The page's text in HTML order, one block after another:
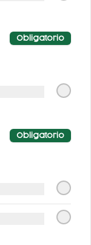
Obligatorio
Obligatorio